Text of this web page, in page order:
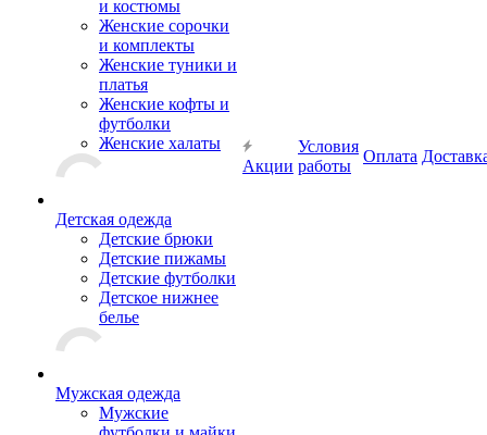
и костюмы
Женские сорочки
и комплекты
Женские туники и
платья
Женские кофты и
футболки
Женские халаты
Детская одежда
Детские брюки
Детские пижамы
Детские футболки
Детское нижнее
белье
Мужская одежда
Мужские
Акции
Условия
работы
Оплата